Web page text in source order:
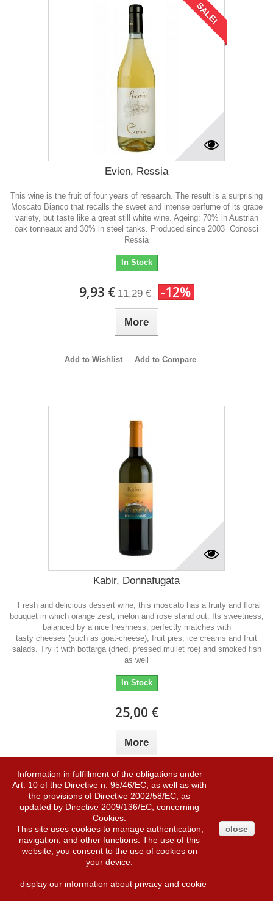
SALE!
Evien, Ressia
This wine is the fruit of four years of research. The result is a surprising
Moscato Bianco that recalls the sweet and intense perfume of its grape
variety, but taste like a great still white wine. Ageing: 70% in Austrian
oak tonneaux and 30% in steel tanks. Produced since 2003 Conosci
Ressia
In Stock
9,93 € 11,29 € -12%
More
Add to Wishlist Add to Compare
Kabir, Donnafugata
Fresh and delicious dessert wine, this moscato has a fruity and floral
bouquet in which orange zest, melon and rose stand out. Its sweetness,
balanced by a nice freshness, perfectly matches with
tasty cheeses (such as goat-cheese), fruit pies, ice creams and fruit
salads. Try it with bottarga (dried, pressed mullet roe) and smoked fish
as well
In Stock
25,00 €
More
Add to Wishlist Add to Compare
Information in fulfillment of the obligations under
Art. 10 of the Directive n. 95/46/EC, as well as with
the provisions of Directive 2002/58/EC, as
updated by Directive 2009/136/EC, concerning
Cookies.
This site uses cookies to manage authentication,
navigation, and other functions. The use of this
website, you consent to the use of cookies on
your device.
display our information about privacy and cookie
close